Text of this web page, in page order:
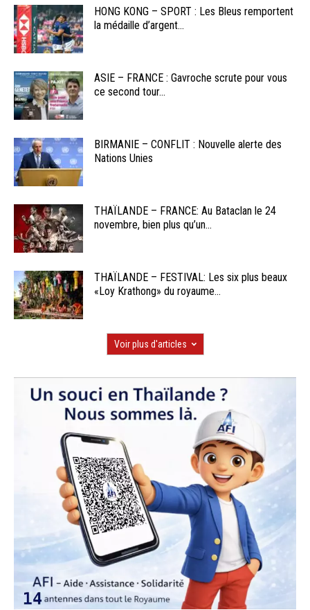
HONG KONG – SPORT : Les Bleus remportent
la médaille d’argent...
ASIE – FRANCE : Gavroche scrute pour vous
ce second tour...
BIRMANIE – CONFLIT : Nouvelle alerte des
Nations Unies
THAÏLANDE – FRANCE: Au Bataclan le 24
novembre, bien plus qu’un...
THAÏLANDE – FESTIVAL: Les six plus beaux
«Loy Krathong» du royaume...
Voir plus d'articles